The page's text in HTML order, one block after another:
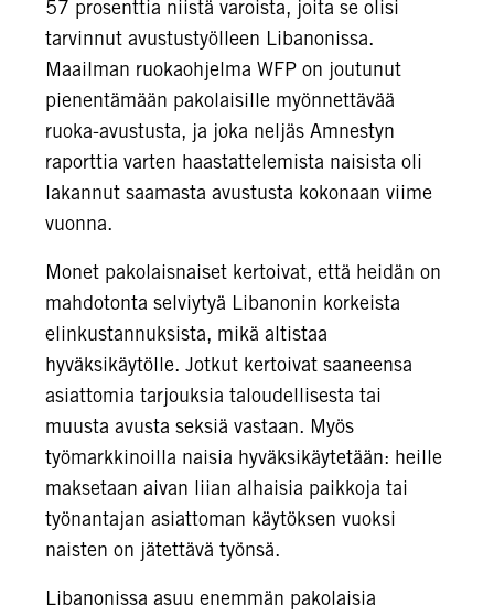
57 prosenttia niistä varoista, joita se olisi
tarvinnut avustustyölleen Libanonissa.
Maailman ruokaohjelma WFP on joutunut
pienentämään pakolaisille myönnettävää
ruoka-avustusta, ja joka neljäs Amnestyn
raporttia varten haastattelemista naisista oli
lakannut saamasta avustusta kokonaan viime
vuonna.
Monet pakolaisnaiset kertoivat, että heidän on
mahdotonta selviytyä Libanonin korkeista
elinkustannuksista, mikä altistaa
hyväksikäytölle. Jotkut kertoivat saaneensa
asiattomia tarjouksia taloudellisesta tai
muusta avusta seksiä vastaan. Myös
työmarkkinoilla naisia hyväksikäytetään: heille
maksetaan aivan liian alhaisia paikkoja tai
työnantajan asiattoman käytöksen vuoksi
naisten on jätettävä työnsä.
Libanonissa asuu enemmän pakolaisia